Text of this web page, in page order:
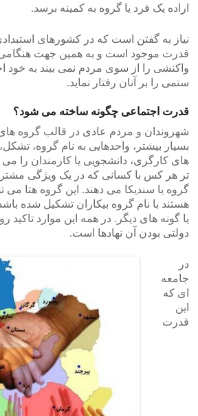
اراده یک فرد یا گروه به کمینه برسد.
نیاز به گفتن است که در کشورهای
قدرت موجود است و به همین جهت هنگامی
واکنشی را از سوی مردم نمی بیند به خود
ستمی را بر آنان رفتار نماید.
قدرت اجتماعی چگونه ساخته می شود؟
بسیار بیشتر، واحدهایی به نام گروه، تشکل،
های کارگری، دانشجویی یا کارمندان را می
تر هر کس با کسانی که در یک ویژگی
گروه یا سندیکا می دهند. این گروه هتا می
هستند با نام گروه بیکاران تشکیل شده باشد
یا گونه های دیگر. در همه این موارد تاکید
دولتی بودن آن نهادها است.
در
جامعه
ای که
این
قدرت